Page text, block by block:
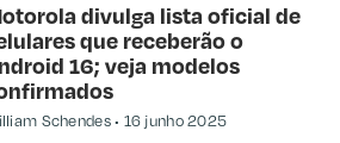
divulga lista oficial de
que receberão o
16; veja modelos
Schendes 16 junho 2025